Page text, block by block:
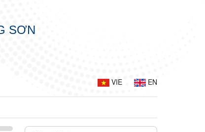
SƠN
VIE EN